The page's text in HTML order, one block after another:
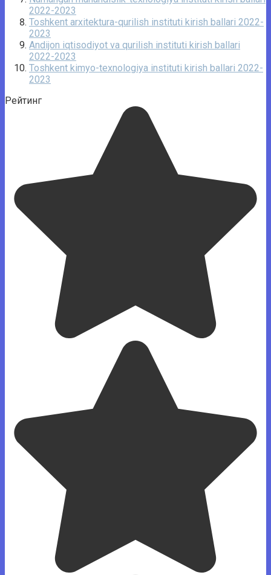
2022-2023
Toshkent arxitektura-qurilish instituti kirish ballari 2022-
2023
Andijon iqtisodiyot va qurilish instituti kirish ballari
2022-2023
Toshkent kimyo-texnologiya instituti kirish ballari 2022-
2023
Рейтинг